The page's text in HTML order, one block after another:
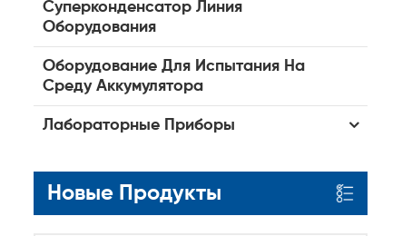
Суперконденсатор Линия
Оборудования
Оборудование Для Испытания На
Среду Аккумулятора
Лабораторные Приборы
Новые Продукты